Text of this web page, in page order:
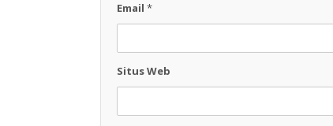
Email *
Situs Web